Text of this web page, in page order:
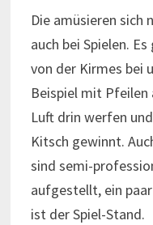
Die amüsieren sich
auch bei Spielen.
von der Kirmes bei
Beispiel mit
Luft drin werfen
Kitsch gewinnt.
sind semi-
aufgestellt, ein
ist der Spiel-Stand.